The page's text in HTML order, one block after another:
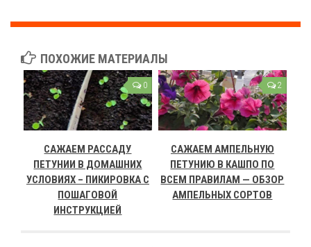
ПОХОЖИЕ МАТЕРИАЛЫ
0
САЖАЕМ РАССАДУ
ПЕТУНИИ В ДОМАШНИХ
УСЛОВИЯХ – ПИКИРОВКА С
ПОШАГОВОЙ
ИНСТРУКЦИЕЙ
2
САЖАЕМ АМПЕЛЬНУЮ
ПЕТУНИЮ В КАШПО ПО
ВСЕМ ПРАВИЛАМ — ОБЗОР
АМПЕЛЬНЫХ СОРТОВ